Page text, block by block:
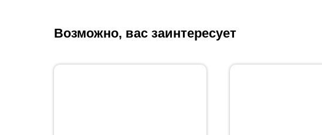
Возможно, вас заинтересует